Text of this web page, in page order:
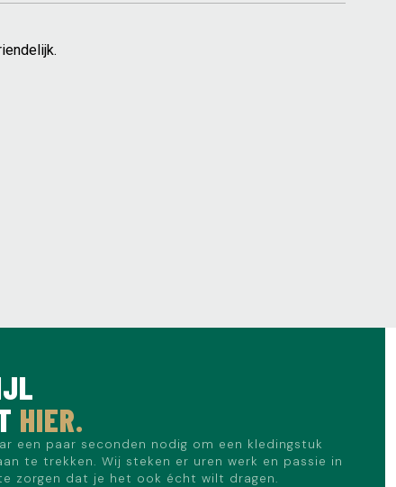
HIER.
een paar seconden nodig om een kledingstuk
te trekken. Wij steken er uren werk en passie in
zorgen dat je het ook écht wilt dragen.